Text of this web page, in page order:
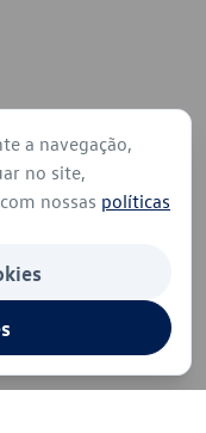
a navegação,
no site,
nossas políticas